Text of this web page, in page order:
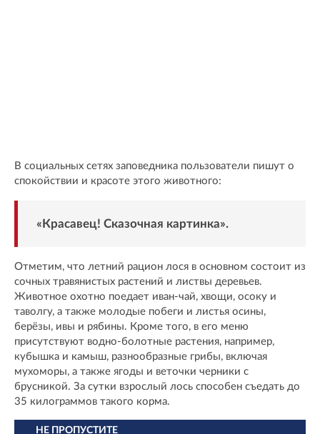
В социальных сетях заповедника пользователи пишут о
спокойствии и красоте этого животного:
«Красавец! Сказочная картинка».
Отметим, что летний рацион лося в основном состоит из
сочных травянистых растений и листвы деревьев.
Животное охотно поедает иван-чай, хвощи, осоку и
таволгу, а также молодые побеги и листья осины,
берёзы, ивы и рябины. Кроме того, в его меню
присутствуют водно-болотные растения, например,
кубышка и камыш, разнообразные грибы, включая
мухоморы, а также ягоды и веточки черники с
брусникой. За сутки взрослый лось способен съедать до
35 килограммов такого корма.
НЕ ПРОПУСТИТЕ